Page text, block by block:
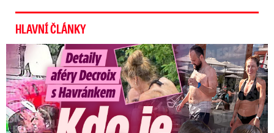
HLAVNÍ ČLÁNKY
Detaily aféry Decroix s Havránkem: Kdo je tady královna?